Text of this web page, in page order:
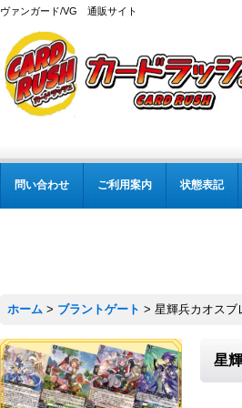
ヴァンガード/VG 通販サイト
問い合わせ ご利用案内 状態表記
ホーム > ブラントゲート > 星輝兵カオスブ
星